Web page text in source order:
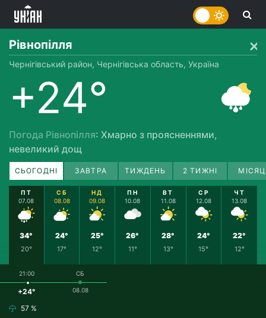
Рівнопілля
Чернігівський район, Чернігівська область, Україна
+24°
Погода Рівнопілля: Хмарно з проясненнями,
невеликий дощ
СЬОГОДНІ ЗАВТРА ТИЖДЕНЬ 2 ТИЖНІ
ПТ
07.08
34°
20°
СБ
08.08
24°
17°
НД
09.08
25°
12°
ПН
10.08
26°
11°
ВТ
11.08
28°
13°
СР
12.08
24°
15°
ЧТ
13.08
22°
12°
21:00
+24°
57 %
СБ
08.08